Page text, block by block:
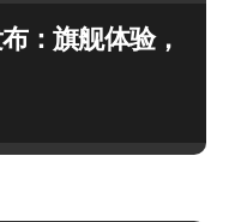
：旗舰体验，